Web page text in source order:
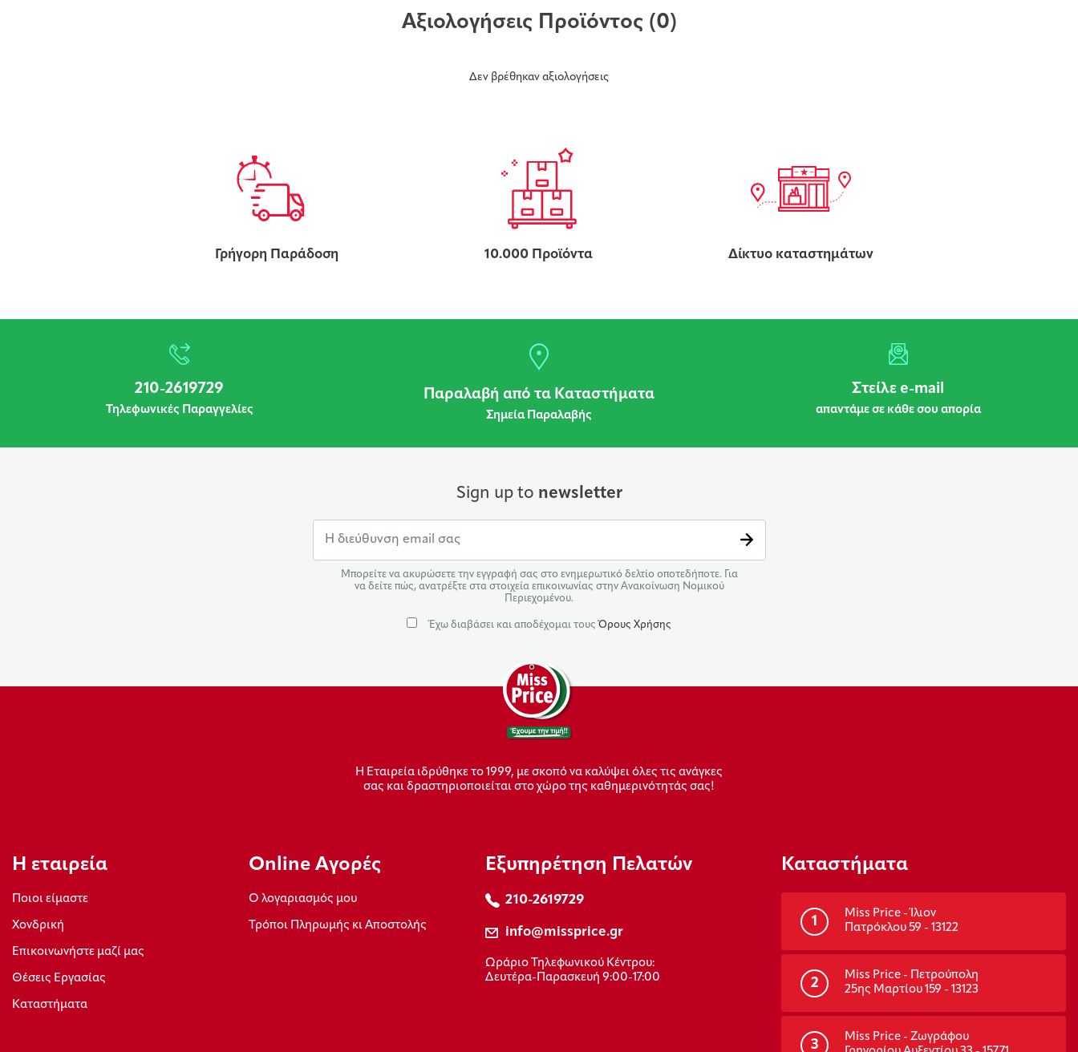
Αξιολογήσεις Προϊόντος (0)
Δεν βρέθηκαν αξιολογήσεις
Γρήγορη Παράδοση 10.000 Προϊόντα Δίκτυο καταστημάτων
210-2619729
Τηλεφωνικές Παραγγελίες
Παραλαβή από τα Καταστήματα
Σημεία Παραλαβής
Στείλε e-mail
απαντάμε σε κάθε σου απορία
Sign up to newsletter
Μπορείτε να ακυρώσετε την εγγραφή σας στο ενημερωτικό δελτίο οποτεδήποτε. Για
να δείτε πώς, ανατρέξτε στα στοιχεία επικοινωνίας στην Ανακοίνωση Νομικού
Περιεχομένου.
Έχω διαβάσει και αποδέχομαι τουςΌρους Χρήσης
Η Εταιρεία ιδρύθηκε το 1999, με σκοπό να καλύψει όλες τις ανάγκες
σας και δραστηριοποιείται στο χώρο της καθημερινότητάς σας!
Η εταιρεία
Ποιοι είμαστε
Xονδρική
Επικοινωνήστε μαζί μας
Θέσεις Εργασίας
Καταστήματα
Οnline Αγορές
Ο λογαριασμός μου
Τρόποι Πληρωμής κι Αποστολής
Εξυπηρέτηση Πελατών
210-2619729
info@missprice.gr
Ωράριο Τηλεφωνικού Κέντρου:
Δευτέρα-Παρασκευή 9:00-17:00
Καταστήματα
1
Miss Price - Ίλιον
Πατρόκλου 59 - 13122
2
Miss Price - Πετρούπολη
25ης Μαρτίου 159 - 13123
3
Miss Price - Ζωγράφου